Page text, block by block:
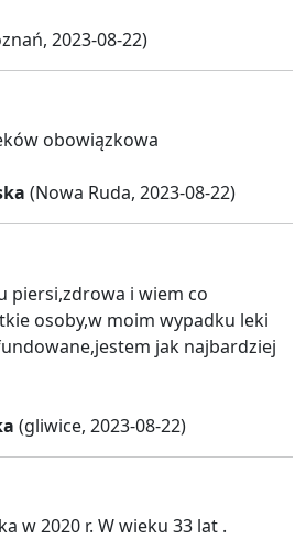
2023-08-22)
obowiązkowa
(Nowa Ruda, 2023-08-22)
piersi,zdrowa i wiem co
osoby,w moim wypadku leki
jak najbardziej
(gliwice, 2023-08-22)
w 2020 r. W wieku 33 lat .